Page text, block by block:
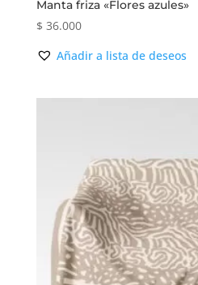
Manta friza «Flores azules»
$ 36.000
Añadir a lista de deseos